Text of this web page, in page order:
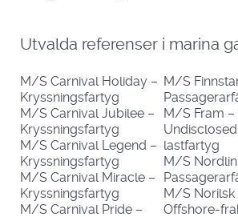
Utvalda referenser i marina
M/S Carnival Holiday –
Kryssningsfartyg
M/S Carnival Jubilee –
Kryssningsfartyg
M/S Carnival Legend –
Kryssningsfartyg
M/S Carnival Miracle –
Kryssningsfartyg
M/S Carnival Pride –
M/S
M/S Fram
lastfartyg
M/S
M/S Norilsk
Offshore-